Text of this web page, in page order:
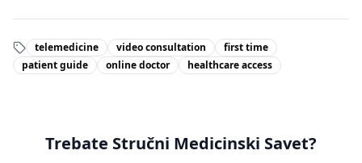
telemedicine video consultation
first time
patient guide
online doctor healthcare access
Trebate Stručni Medicinski Savet?